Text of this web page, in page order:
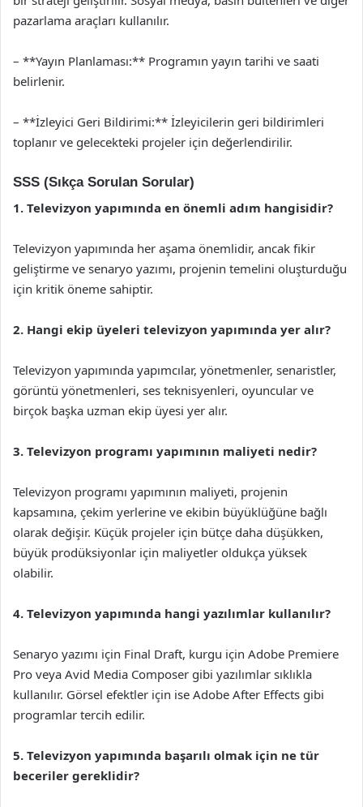
pazarlama araçları kullanılır.
– **Yayın Planlaması:** Programın yayın tarihi ve saati
belirlenir.
– **İzleyici Geri Bildirimi:** İzleyicilerin geri bildirimleri
toplanır ve gelecekteki projeler için değerlendirilir.
SSS (Sıkça Sorulan Sorular)
1. Televizyon yapımında en önemli adım hangisidir?
Televizyon yapımında her aşama önemlidir, ancak fikir
geliştirme ve senaryo yazımı, projenin temelini oluşturduğu
için kritik öneme sahiptir.
2. Hangi ekip üyeleri televizyon yapımında yer alır?
Televizyon yapımında yapımcılar, yönetmenler, senaristler,
görüntü yönetmenleri, ses teknisyenleri, oyuncular ve
birçok başka uzman ekip üyesi yer alır.
3. Televizyon programı yapımının maliyeti nedir?
Televizyon programı yapımının maliyeti, projenin
kapsamına, çekim yerlerine ve ekibin büyüklüğüne bağlı
olarak değişir. Küçük projeler için bütçe daha düşükken,
büyük prodüksiyonlar için maliyetler oldukça yüksek
olabilir.
4. Televizyon yapımında hangi yazılımlar kullanılır?
Senaryo yazımı için Final Draft, kurgu için Adobe Premiere
Pro veya Avid Media Composer gibi yazılımlar sıklıkla
kullanılır. Görsel efektler için ise Adobe After Effects gibi
programlar tercih edilir.
5. Televizyon yapımında başarılı olmak için ne tür
beceriler gereklidir?